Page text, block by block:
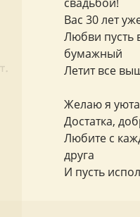
Вас 30 лет
Любви
бумажный
Летит все
Желаю я
Достатка,
Любите с
друга
И пусть